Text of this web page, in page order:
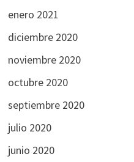
enero 2021
diciembre 2020
noviembre 2020
octubre 2020
septiembre 2020
julio 2020
junio 2020